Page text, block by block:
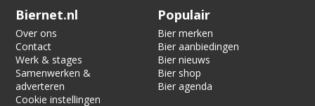
Verification code:
Biernet.nl
Over ons
Contact
Werk & stages
Samenwerken &
adverteren
Cookie instellingen
Populair
Bier merken
Bier aanbiedingen
Bier nieuws
Bier shop
Bier agenda